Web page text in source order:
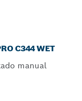
C344 WET
manual